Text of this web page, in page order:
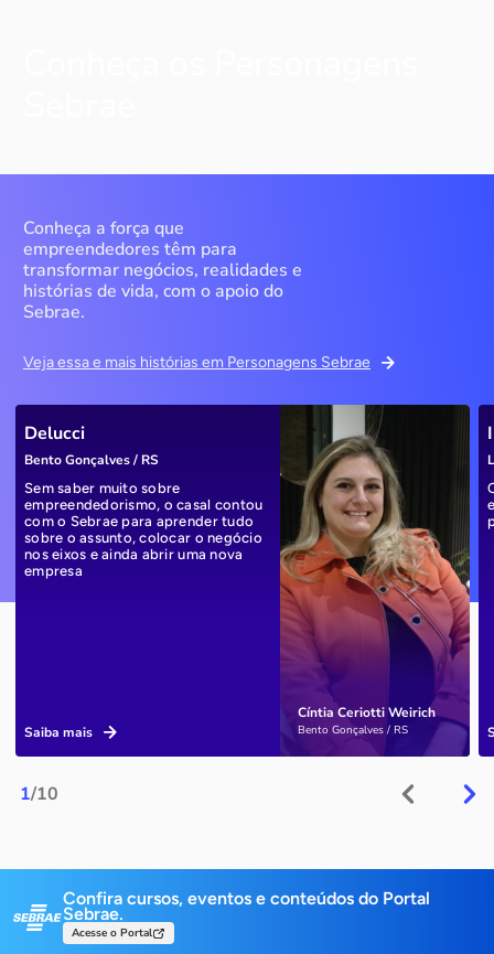
Conheça a força que
empreendedores têm para
transformar negócios, realidades e
histórias de vida, com o apoio do
Sebrae.
Veja essa e mais histórias em Personagens Sebrae
1/10
Cíntia Ceriotti Weirich
Bento Gonçalves / RS
Delucci
Bento Gonçalves / RS
Sem saber muito sobre
empreendedorismo, o casal contou
com o Sebrae para aprender tudo
sobre o assunto, colocar o negócio
nos eixos e ainda abrir uma nova
empresa
Saiba mais
Confira cursos, eventos e conteúdos do Portal
Sebrae.
Acesse o Portal